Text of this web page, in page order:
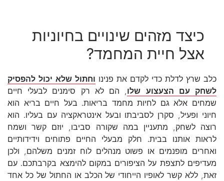
כיצד מזהים שינויים בחיוניות
אצל חיית המחמד?
כלב שרץ לדלת כדי לקדם את פנינו וחתול שלא יכול להפסיק
לשחק עם הצעצוע שלו , הם לא רק סימנים לבעלי חיים
שמחים אלא גם לחיות מחמד בריאות. בעל חיים בריא הוא
חיוני ופעיל, סקרן לסביבתו ובעל אינטראקציה עם בעליו. הוא
רוצה לשחק, מתעניין במה שקורה סביבו, יוזם קשר ושמח
לראות אותנו בבית. חלק מבעלי החיים פתוחים וידידותיים
ואחרים מופנמים או פשוט מנהלים לוח זמנים משלהם, ולכן
מעדיפים לתצפת על הציפורים במקום להימצא בקרבתכם. עם
זאת, ללא קשר לאופיו הייחודי של הכלב או החתול של כל אחד